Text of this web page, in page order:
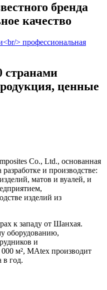
бренда
качество
странами
ценные
Co., Ltd., основанная
и производстве:
матов и вуалей, и
изделий из
к западу от Шанхая.
оборудованию,
и
м², MAtex производит
в год.